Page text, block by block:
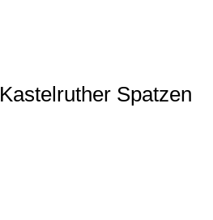
Kastelruther Spatzen